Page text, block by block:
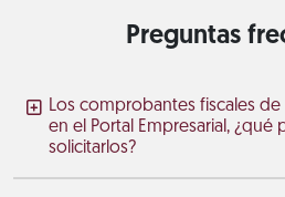
Preguntas
Los comprobantes fiscales
en el Portal Empresarial, ¿qué
solicitarlos?